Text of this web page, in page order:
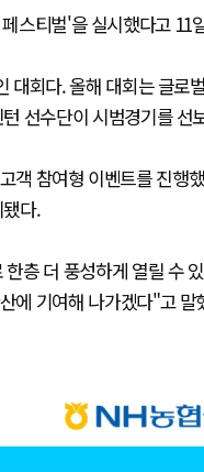
스티벌'을 실시했다고 11
대회다. 올해 대회는 글로
선수단이 시범경기를 선
객 참여형 이벤트를 진행
다.
층 더 풍성하게 열릴 수
에 기여해 나가겠다"고 말